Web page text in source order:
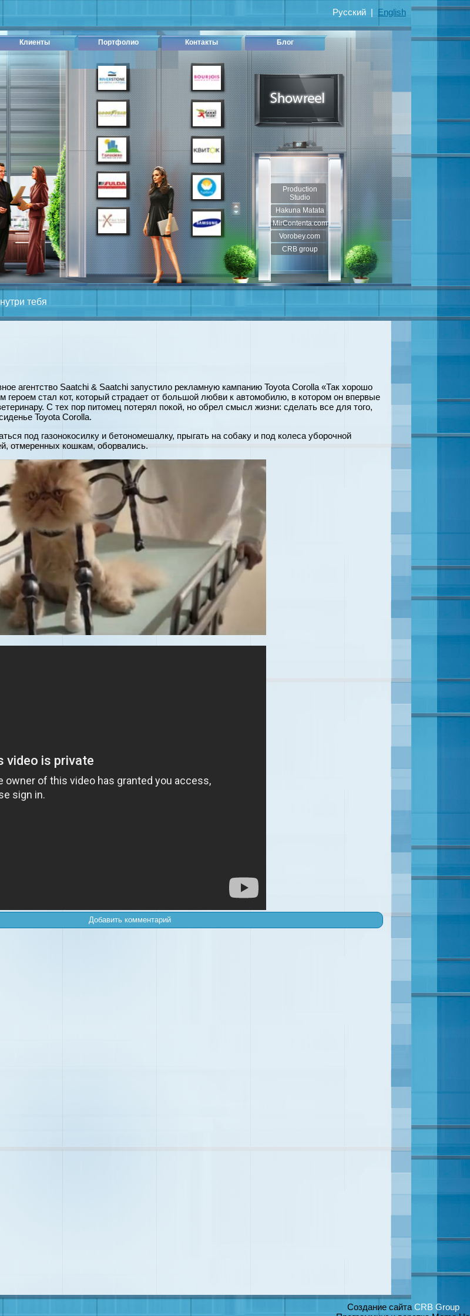
Русский | English
Клиенты Портфолио Контакты Блог
Production
Studio
Hakuna Matata
MirContenta.com
Vorobey.com
CRB group
тебя
агентство Saatchi & Saatchi запустило рекламную кампанию Toyota Corolla «Так хорошо
героем стал кот, который страдает от большой любви к автомобилю, в котором он впервые
С тех пор питомец потерял покой, но обрел смысл жизни: сделать все для того,
Toyota Corolla.
под газонокосилку и бетономешалку, прыгать на собаку и под колеса уборочной
отмеренных кошкам, оборвались.
Добавить комментарий
Создание сайта CRB Group